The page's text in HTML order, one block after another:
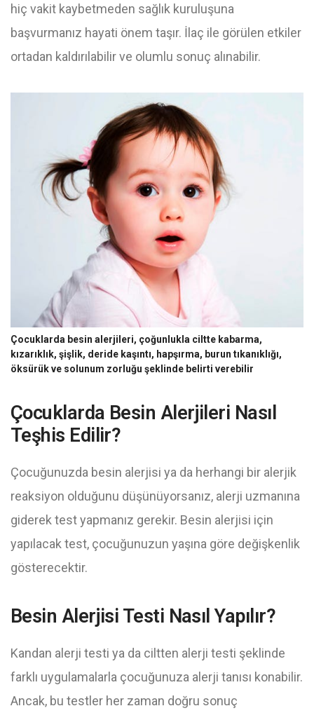
hiç vakit kaybetmeden sağlık kuruluşuna
başvurmanız hayati önem taşır. İlaç ile görülen etkiler
ortadan kaldırılabilir ve olumlu sonuç alınabilir.
Çocuklarda besin alerjileri, çoğunlukla ciltte kabarma,
kızarıklık, şişlik, deride kaşıntı, hapşırma, burun tıkanıklığı,
öksürük ve solunum zorluğu şeklinde belirti verebilir
Çocuklarda Besin Alerjileri Nasıl
Teşhis Edilir?
Çocuğunuzda besin alerjisi ya da herhangi bir alerjik
reaksiyon olduğunu düşünüyorsanız, alerji uzmanına
giderek test yapmanız gerekir. Besin alerjisi için
yapılacak test, çocuğunuzun yaşına göre değişkenlik
gösterecektir.
Besin Alerjisi Testi Nasıl Yapılır?
Kandan alerji testi ya da ciltten alerji testi şeklinde
farklı uygulamalarla çocuğunuza alerji tanısı konabilir.
Ancak, bu testler her zaman doğru sonuç